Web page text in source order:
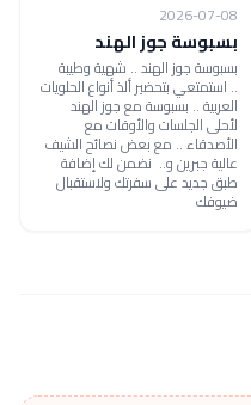
2026-07-08
بسبوسة جوز الهند
بسبوسة جوز الهند .. شهية وطيبة
.. استمتعي بتحضير ألذ أنواع الحلويات
العربية .. بسبوسة مع جوز الهند
لأحلى الجلسات والأوقات مع
الأصدقاء .. مع بعض نصائح الشيف
عالية جبرين و.. نضمن لك إضافة
طبق جديد على سفرتك ولاستقبال
ضيوفك